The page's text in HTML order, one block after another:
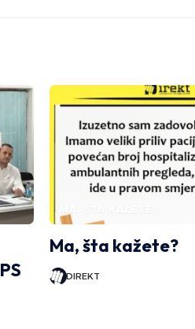
Ma, šta kažete?
DIREKT